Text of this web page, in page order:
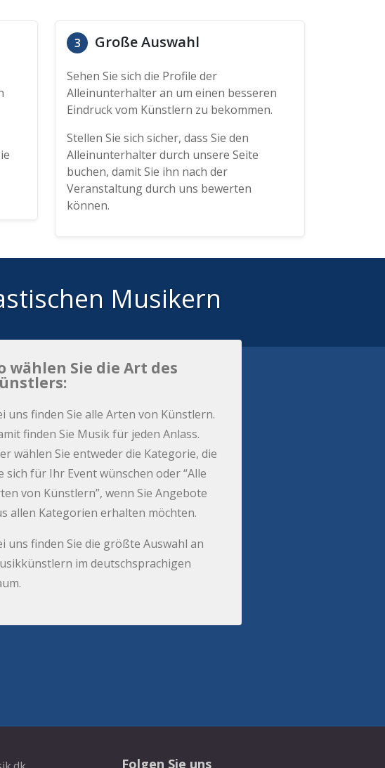
3 Große Auswahl
Sehen Sie sich die Profile der
Alleinunterhalter an um einen besseren
Eindruck vom Künstlern zu bekommen.
Stellen Sie sich sicher, dass Sie den
Alleinunterhalter durch unsere Seite
buchen, damit Sie ihn nach der
Veranstaltung durch uns bewerten
können.
Musikern
wählen Sie die Art des
uns finden Sie alle Arten von Künstlern.
finden Sie Musik für jeden Anlass.
wählen Sie entweder die Kategorie, die
sich für Ihr Event wünschen oder “Alle
von Künstlern”, wenn Sie Angebote
allen Kategorien erhalten möchten.
uns finden Sie die größte Auswahl an
im deutschsprachigen
Folgen Sie uns